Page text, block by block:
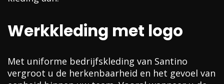
Werkkleding met logo
Met uniforme bedrijfskleding van Santino
vergroot u de herkenbaarheid en het gevoel van